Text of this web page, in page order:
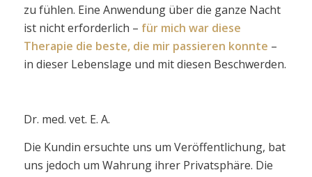
zu fühlen. Eine Anwendung über die ganze Nacht
ist nicht erforderlich – für mich war diese
Therapie die beste, die mir passieren konnte –
in dieser Lebenslage und mit diesen Beschwerden.
Dr. med. vet. E. A.
Die Kundin ersuchte uns um Veröffentlichung, bat
uns jedoch um Wahrung ihrer Privatsphäre. Die